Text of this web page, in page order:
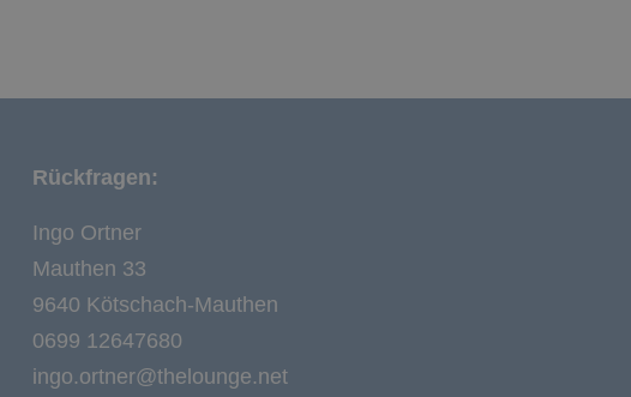
Rückfragen:
Ingo Ortner
Mauthen 33
9640 Kötschach-Mauthen
0699 12647680
ingo.ortner@thelounge.net